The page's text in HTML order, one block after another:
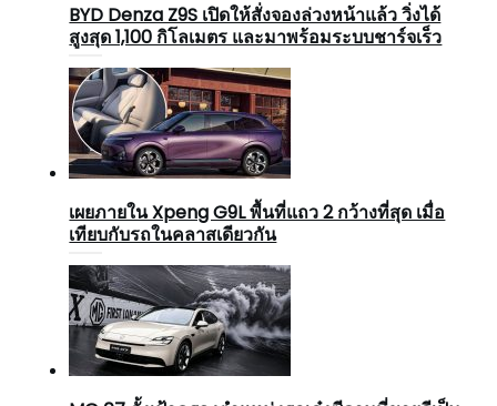
BYD Denza Z9S เปิดให้สั่งจองล่วงหน้าแล้ว วิ่งได้
สูงสุด 1,100 กิโลเมตร และมาพร้อมระบบชาร์จเร็ว
เผยภายใน Xpeng G9L พื้นที่แถว 2 กว้างที่สุด เมื่อ
เทียบกับรถในคลาสเดียวกัน